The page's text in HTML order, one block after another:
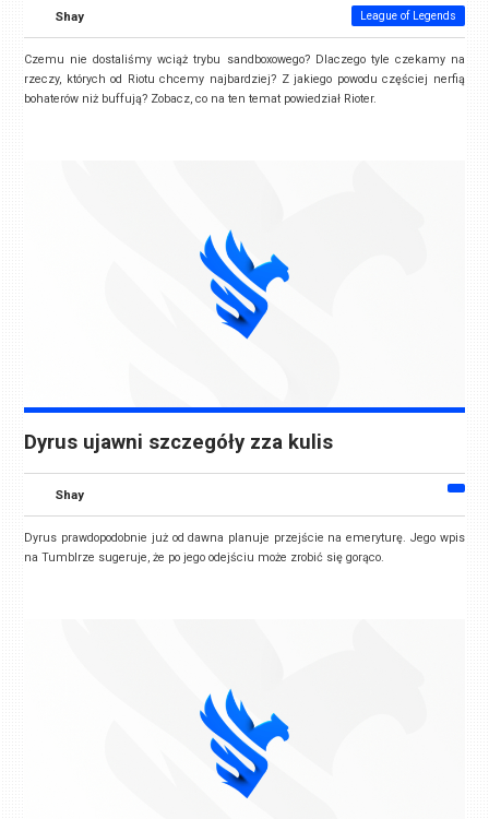
Shay League of Legends
Czemu nie dostaliśmy wciąż trybu sandboxowego? Dlaczego tyle czekamy na
rzeczy, których od Riotu chcemy najbardziej? Z jakiego powodu częściej nerfią
bohaterów niż buffują? Zobacz, co na ten temat powiedział Rioter.
Dyrus ujawni szczegóły zza kulis
Shay
Dyrus prawdopodobnie już od dawna planuje przejście na emeryturę. Jego wpis
na Tumblrze sugeruje, że po jego odejściu może zrobić się gorąco.